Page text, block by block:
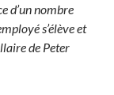
d’un nombre
s’élève et
de Peter